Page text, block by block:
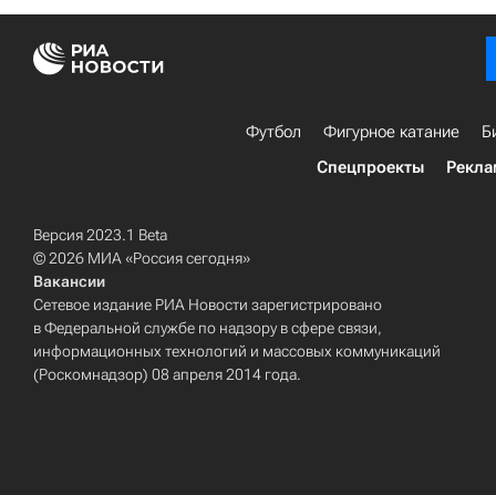
Футбол Фигурное катание
Спецпроекты
Версия 2023.1 Beta
© 2026 МИА «Россия сегодня»
Вакансии
Сетевое издание РИА Новости зарегистрировано
в Федеральной службе по надзору в сфере связи,
информационных технологий и массовых коммуникаций
(Роскомнадзор) 08 апреля 2014 года.